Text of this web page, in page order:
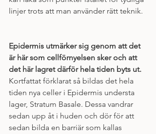
linjer trots att man använder rätt teknik.
Epidermis utmärker sig genom att det
är här som cellförnyelsen sker och att
det här lagret därför hela tiden byts ut.
Kortfattat förklarat så bildas det hela
tiden nya celler i Epidermis understa
lager, Stratum Basale. Dessa vandrar
sedan upp åt i huden och dör för att
sedan bilda en barriär som kallas